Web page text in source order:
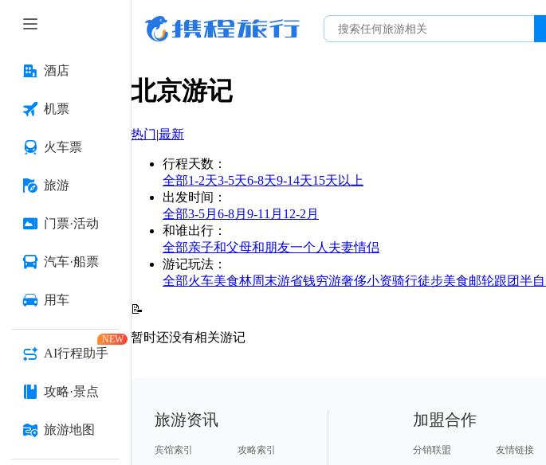
酒店
机票
火车票
旅游
门票·活动
汽车·船票
用车
AI行程助手
NEW
攻略·景点
旅游地图
北京游记
热门|最新
行程天数 ：
全部1-2天3-5天6-8天9-14天15天以上
出发时间 ：
全部3-5月 6-8月 9-11月 12-2月
和谁出行 ：
全部亲子和父母和朋友一个人 夫妻情侣
游记玩法 ：
全部火车美食林周末游省钱穷游奢侈小资骑行徒步美食邮轮跟团半
📝
暂时还没有相关游记
旅游资讯
宾馆索引
攻略索引
加盟合作
分销联盟
友情链接